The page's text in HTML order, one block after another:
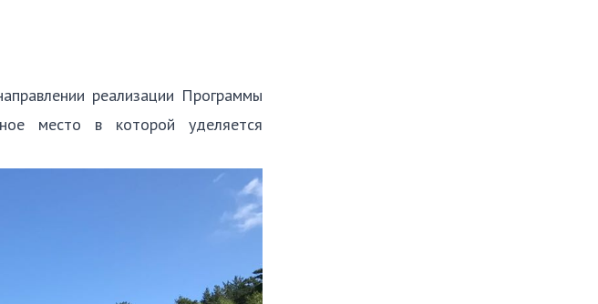
реализации Программы
место в которой уделяется